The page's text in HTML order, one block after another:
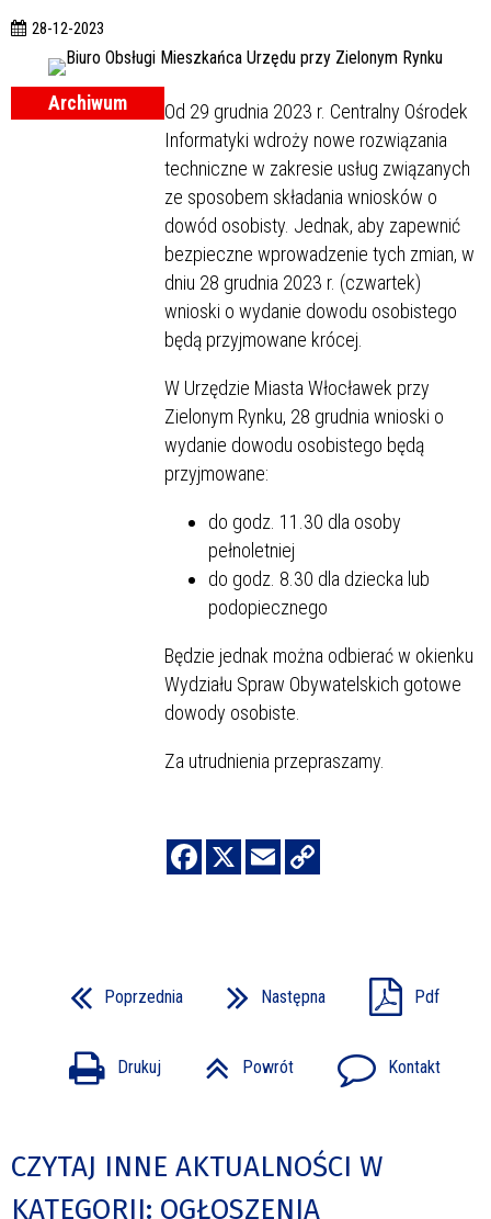
28-12-2023
Archiwum
Od 29 grudnia 2023 r. Centralny Ośrodek
Informatyki wdroży nowe rozwiązania
techniczne w zakresie usług związanych
ze sposobem składania wniosków o
dowód osobisty. Jednak, aby zapewnić
bezpieczne wprowadzenie tych zmian, w
dniu 28 grudnia 2023 r. (czwartek)
wnioski o wydanie dowodu osobistego
będą przyjmowane krócej.
W Urzędzie Miasta Włocławek przy
Zielonym Rynku, 28 grudnia wnioski o
wydanie dowodu osobistego będą
przyjmowane:
do godz. 11.30 dla osoby
pełnoletniej
do godz. 8.30 dla dziecka lub
podopiecznego
Będzie jednak można odbierać w okienku
Wydziału Spraw Obywatelskich gotowe
dowody osobiste.
Za utrudnienia przepraszamy.
Poprzednia Następna Pdf
Drukuj Powrót Kontakt
CZYTAJ INNE AKTUALNOŚCI W
KATEGORII: OGŁOSZENIA